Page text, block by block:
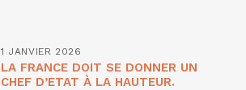
1 JANVIER 2026
LA FRANCE DOIT SE DONNER UN
CHEF D’ETAT À LA HAUTEUR.